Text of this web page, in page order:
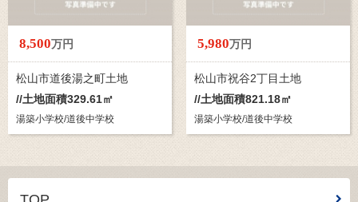
8,500万円
松山市道後湯之町土地
//土地面積329.61㎡
湯築小学校/道後中学校
5,980万円
松山市祝谷2丁目土地
//土地面積821.18㎡
湯築小学校/道後中学校